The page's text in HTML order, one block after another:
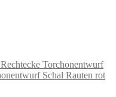
Torchonentwurf